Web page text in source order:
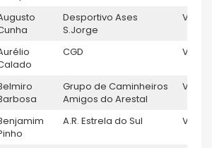
Desportivo Ases
S.Jorge
V5
CGD V5
Grupo de Caminheiros
Amigos do Arestal
V5
A.R. Estrela do Sul V5